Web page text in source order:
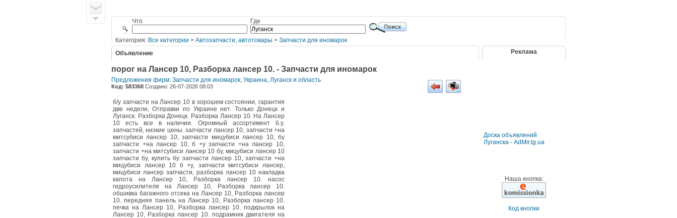
Что Где
Категория: Все категории > Автозапчасти, автотовары > Запчасти для иномарок
Объявление
порог на Лансер 10, Разборка лансер 10. - Запчасти для иномарок
Предложения фирм: Запчасти для иномарок, Украина, Луганск и область
Код: 583368 Создано: 26-07-2026 08:03
б/у запчасти на Лансер 10 в хорошем состоянии, гарантия
две недели, Отправки по Украине нет. Только Донецк и
Луганск. Разборка Донецк. Разборка Лансер 10. На Лансер
10 есть все в наличии. Огромный ассортимент б.у.
запчастей, низкие цены. запчасти лансер 10, запчасти +на
митсубиси лансер 10, запчасти мицубиси лансер 10, бу
запчасти +на лансер 10, б +у запчасти +на лансер 10,
запчасти +на митсубиси лансер 10 бу, мицубиси лансер 10
запчасти бу, купить бу запчасти лансер 10, запчасти +на
мицубиси лансер 10 б +у, запчасти митсубиси лансер,
мицубиси лансер запчасти, разборка лансер 10 накладка
капота на Лансер 10, Разборка лансер 10. насос
гидроусилителя на Лансер 10, Разборка лансер 10.
обшивка багажного отсека на Лансер 10, Разборка лансер
10. передняя панель на Лансер 10, Разборка лансер 10.
печка на Лансер 10, Разборка лансер 10. подкрылок на
Лансер 10, Разборка лансер 10. подрамник двигателя на
Реклама
Доска объявлений
Луганска - AdMir.lg.ua
Наша кнопка:
Код кнопки